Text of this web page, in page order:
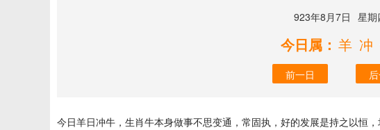
923年8月7日 星期
今日属： 羊冲
前一日
今日羊日冲牛，生肖牛本身做事不思变通，常固执，好的发展是持之以恒